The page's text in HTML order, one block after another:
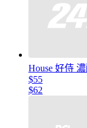
House 好侍
$55
$62